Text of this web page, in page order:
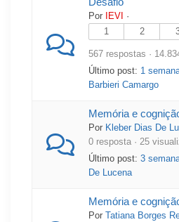
Por IEVI
·
1
2
567 respostas ·
Último post: 1
Barbieri Camargo
Memória e
Por Kleber Dias De
0 resposta · 25
Último post: 3
De Lucena
Memória e
Por
Tatiana Borges